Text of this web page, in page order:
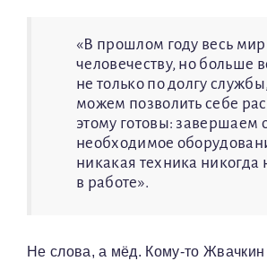
«В прошлом году весь
человечеству, но больше
не только по долгу
можем позволить себе
этому готовы: завершаем
необходимое
никакая техника никогда
в работе».
Не слова, а мёд. Кому-то